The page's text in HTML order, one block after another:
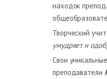
находок
Творческий
умудряет и
Свои
преподаватели